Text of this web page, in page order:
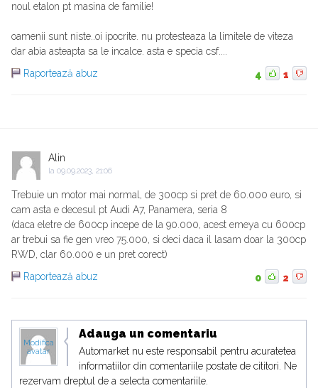
noul etalon pt masina de familie!
oamenii sunt niste..oi ipocrite. nu protesteaza la limitele de viteza
dar abia asteapta sa le incalce. asta e specia csf....
Raportează abuz
4 1
Alin
la 09.09.2023, 21:06
Trebuie un motor mai normal, de 300cp si pret de 60.000 euro, si
cam asta e decesul pt Audi A7, Panamera, seria 8
(daca eletre de 600cp incepe de la 90.000, acest emeya cu 600cp
ar trebui sa fie gen vreo 75.000, si deci daca il lasam doar la 300cp
RWD, clar 60.000 e un pret corect)
Raportează abuz
0 2
Modifica
avatar
Adauga un comentariu
Automarket nu este responsabil pentru acuratetea
informatiilor din comentariile postate de cititori. Ne
rezervam dreptul de a selecta comentariile.